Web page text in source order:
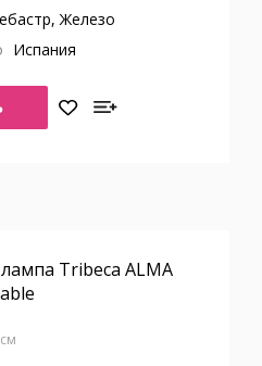
Железо
Испания
Tribeca ALMA